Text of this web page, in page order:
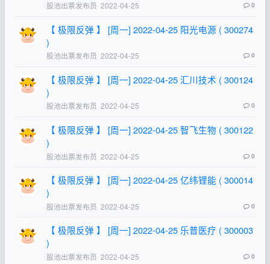
股池出票发布员 2022-04-25 0
【 极限反弹 】 [周一] 2022-04-25 阳光电源 ( 300274
)
股池出票发布员 2022-04-25 0
【 极限反弹 】 [周一] 2022-04-25 汇川技术 ( 300124
)
股池出票发布员 2022-04-25 0
【 极限反弹 】 [周一] 2022-04-25 智飞生物 ( 300122
)
股池出票发布员 2022-04-25 0
【 极限反弹 】 [周一] 2022-04-25 亿纬锂能 ( 300014
)
股池出票发布员 2022-04-25 0
【 极限反弹 】 [周一] 2022-04-25 乐普医疗 ( 300003
)
股池出票发布员 2022-04-25 0